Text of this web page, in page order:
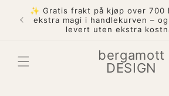
videre til
innholdet
på
✨ Gratis frakt på kjøp over 700
ekstra magi i handlekurven –
levert uten ekstra
bergamott
DESIGN